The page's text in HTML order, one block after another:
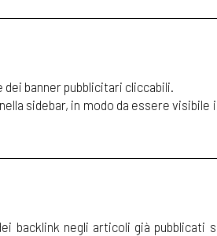
banner pubblicitari cliccabili.
sidebar, in modo da essere visibile
backlink negli articoli già pubblicati